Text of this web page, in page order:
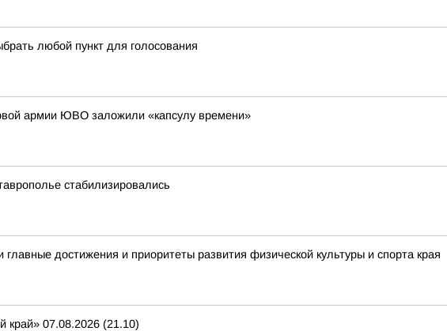
любой пункт для голосования
армии ЮВО заложили «капсулу времени»
стабилизировались
достижения и приоритеты развития физической культуры и спорта края
край» 07.08.2026 (21.10)